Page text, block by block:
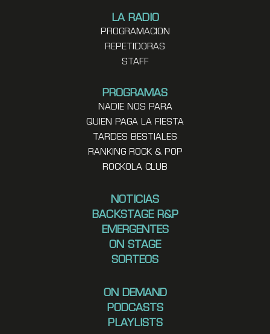
LA RADIO
PROGRAMACION
REPETIDORAS
STAFF
PROGRAMAS
NADIE NOS PARA
QUIEN PAGA LA FIESTA
TARDES BESTIALES
RANKING ROCK & POP
ROCKOLA CLUB
NOTICIAS
BACKSTAGE R&P
EMERGENTES
ON STAGE
SORTEOS
ON DEMAND
PODCASTS
PLAYLISTS